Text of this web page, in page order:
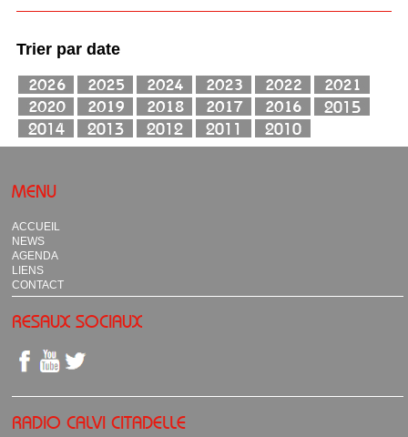
Trier par date
MENU
ACCUEIL
NEWS
AGENDA
LIENS
CONTACT
RESAUX SOCIAUX
RADIO CALVI CITADELLE